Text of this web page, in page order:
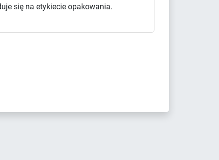
się na etykiecie opakowania.